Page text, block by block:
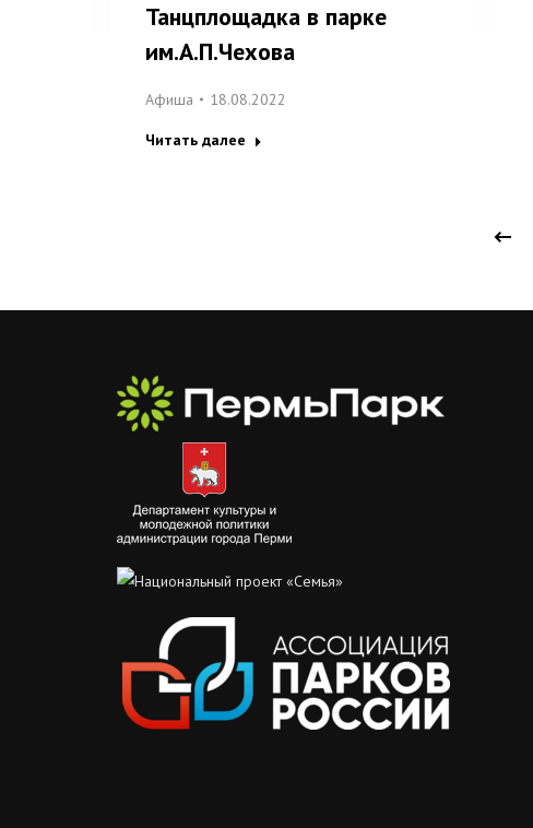
Танцплощадка в парке
им.А.П.Чехова
Афиша 18.08.2022
Читать далее